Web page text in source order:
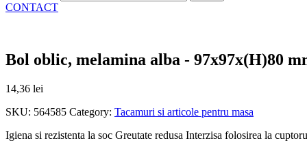
CONTACT
Bol oblic, melamina alba - 97x97x(H)80
14,36 lei
SKU: 564585 Category: Tacamuri si articole pentru masa
Igiena si rezistenta la soc Greutate redusa Interzisa folosirea la